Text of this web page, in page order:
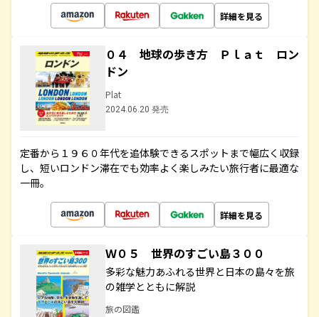
詳細を見る
０４ 地球の歩き方 Ｐｌａｔ ロン
ドン
Plat
2024.06.20 発売
定番から１９６０年代を追体験できるスポットまで幅広く収録
し、短いロンドン滞在でも効率よく楽しみたい旅行者に最適な
一冊。
詳細を見る
Ｗ０５ 世界のすごい島３００
多彩な魅力あふれる世界と日本の島々を旅
の雑学とともに解説
旅の図鑑